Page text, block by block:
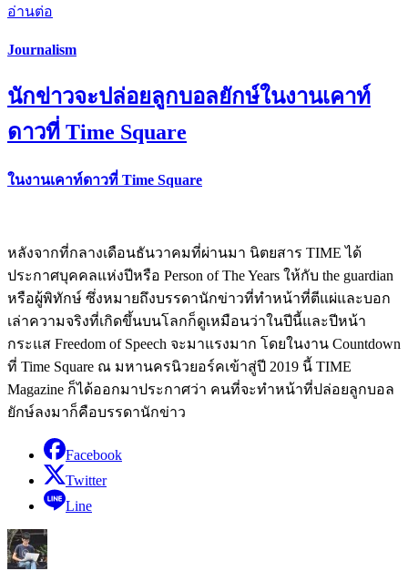
อ่านต่อ
Journalism
นักข่าวจะปล่อยลูกบอลยักษ์ในงานเคาท์
ดาวที่ Time Square
ในงานเคาท์ดาวที่ Time Square
หลังจากที่กลางเดือนธันวาคมที่ผ่านมา นิตยสาร TIME ได้
ประกาศบุคคลแห่งปีหรือ Person of The Years ให้กับ the guardian
หรือผู้พิทักษ์ ซึ่งหมายถึงบรรดานักข่าวที่ทำหน้าที่ตีแผ่และบอก
เล่าความจริงที่เกิดขึ้นบนโลกก็ดูเหมือนว่าในปีนี้และปีหน้า
กระแส Freedom of Speech จะมาแรงมาก โดยในงาน Countdown
ที่ Time Square ณ มหานครนิวยอร์คเข้าสู่ปี 2019 นี้ TIME
Magazine ก็ได้ออกมาประกาศว่า คนที่จะทำหน้าที่ปล่อยลูกบอล
ยักษ์ลงมาก็คือบรรดานักข่าว
Facebook
Twitter
Line